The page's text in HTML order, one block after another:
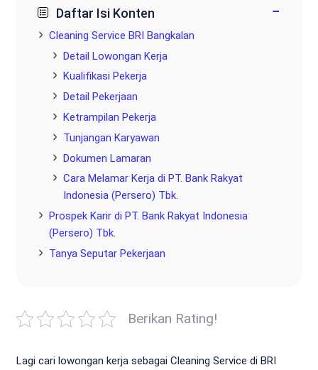
Daftar Isi Konten −
Cleaning Service BRI Bangkalan
Detail Lowongan Kerja
Kualifikasi Pekerja
Detail Pekerjaan
Ketrampilan Pekerja
Tunjangan Karyawan
Dokumen Lamaran
Cara Melamar Kerja di PT. Bank Rakyat
Indonesia (Persero) Tbk.
Prospek Karir di PT. Bank Rakyat Indonesia
(Persero) Tbk.
Tanya Seputar Pekerjaan
Berikan Rating!
Lagi cari lowongan kerja sebagai Cleaning Service di BRI